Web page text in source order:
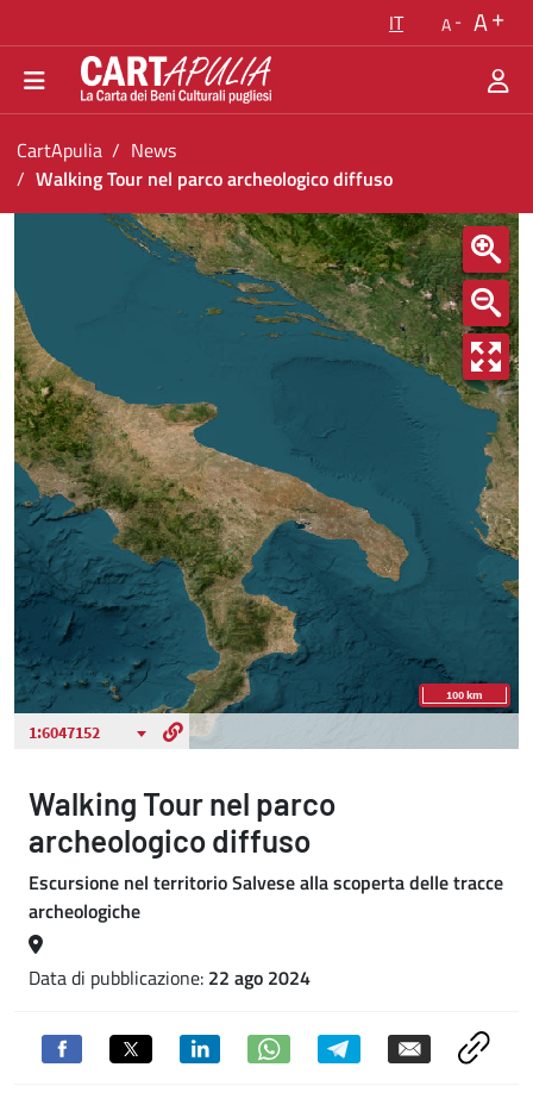
Vai al menu di navigazione
Vai ai contenuti
Vai al footer
IT A A
Ti trovi in:
CartApulia
News
Walking Tour nel parco archeologico diffuso
Walking Tour nel parco archeologico diffuso
Walking Tour nel parco
archeologico diffuso
Escursione nel territorio Salvese alla scoperta delle tracce
archeologiche
Data di pubblicazione: 22 ago 2024